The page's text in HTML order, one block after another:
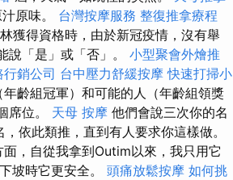
原味。 台灣按摩服務 整復推拿療程
獲得資格時，由於新冠疫情，沒有舉
說「是」或「否」。 小型聚會外燴推
銷公司 台中壓力舒緩按摩快速打掃小
齡組冠軍）和可能的人（年齡組領獎
席位。 天母 按摩 他們會說三次你的名
依此類推，直到有人要求你這樣做。
，自從我拿到Outim以來，我只用它
坡時它更安全。 頭痛放鬆按摩 如何挑